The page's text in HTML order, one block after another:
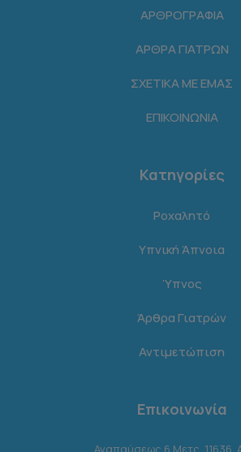
ΑΡΘΡΟΓΡΑΦΙΑ
ΑΡΘΡΑ ΓΙΑΤΡΩΝ
ΣΧΕΤΙΚΑ ΜΕ ΕΜΑΣ
ΕΠΙΚΟΙΝΩΝΙΑ
Κατηγορίες
Ροχαλητό
Υπνική Άπνοια
Ύπνος
Άρθρα Γιατρών
Αντιμετώπιση
Επικοινωνία
Αναπαύσεως 6 Μετς, 11636,